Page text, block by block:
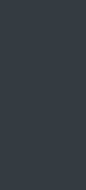
Políticas de
Materiales
Correos
al uso en